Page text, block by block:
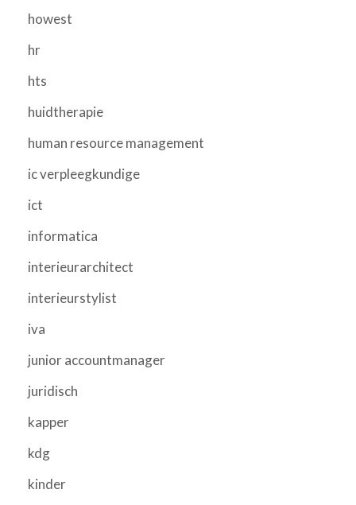
howest
hr
hts
huidtherapie
human resource management
ic verpleegkundige
ict
informatica
interieurarchitect
interieurstylist
iva
junior accountmanager
juridisch
kapper
kdg
kinder